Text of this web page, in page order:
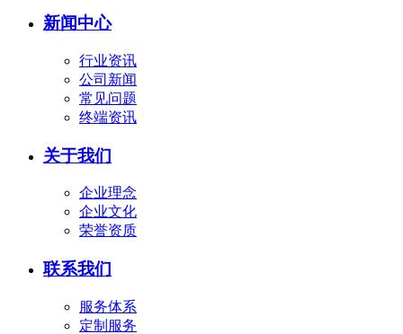
新闻中心
行业资讯
公司新闻
常见问题
终端资讯
关于我们
企业理念
企业文化
荣誉资质
联系我们
服务体系
定制服务